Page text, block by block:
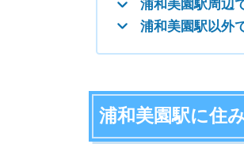
・坂道が多く移動が大変
・街灯が少なく夜道が暗
埼玉高速鉄道の運賃